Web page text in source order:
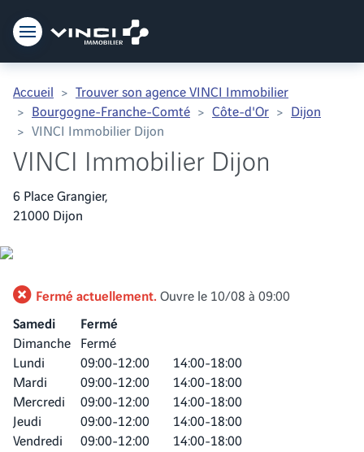
Accueil
Trouver son agence VINCI Immobilier
Bourgogne-Franche-Comté
Côte-d'Or
Dijon
VINCI Immobilier Dijon
VINCI Immobilier Dijon
6 Place Grangier,
21000 Dijon
Fermé actuellement. Ouvre le 10/08 à 09:00
Samedi Fermé
Dimanche Fermé
Lundi
09:00-12:00
14:00-18:00
Mardi
09:00-12:00
14:00-18:00
Mercredi
09:00-12:00
14:00-18:00
Jeudi
09:00-12:00
14:00-18:00
Vendredi
09:00-12:00 14:00-18:00